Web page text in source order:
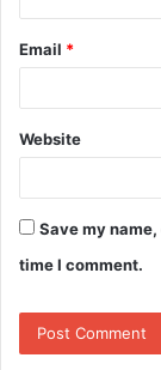
Email *
Website
Save my
time I comment.